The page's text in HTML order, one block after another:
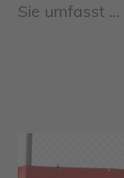
Sie umfasst …